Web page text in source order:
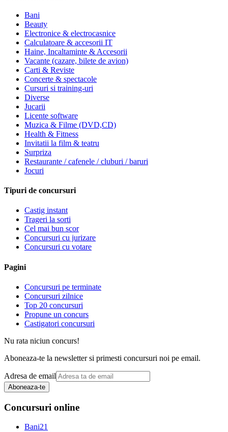
Bani
Beauty
Electronice & electrocasnice
Calculatoare & accesorii IT
Haine, Incaltaminte & Accesorii
Vacante (cazare, bilete de avion)
Carti & Reviste
Concerte & spectacole
Cursuri si training-uri
Diverse
Jucarii
Licente software
Muzica & Filme (DVD,CD)
Health & Fitness
Invitatii la film & teatru
Surpriza
Restaurante / cafenele / cluburi / baruri
Jocuri
Tipuri de concursuri
Castig instant
Trageri la sorti
Cel mai bun scor
Concursuri cu jurizare
Concursuri cu votare
Pagini
Concursuri pe terminate
Concursuri zilnice
Top 20 concursuri
Propune un concurs
Castigatori concursuri
Nu rata niciun concurs!
Aboneaza-te la newsletter si primesti concursuri noi pe email.
Adresa de email
Aboneaza-te
Concursuri online
Bani21